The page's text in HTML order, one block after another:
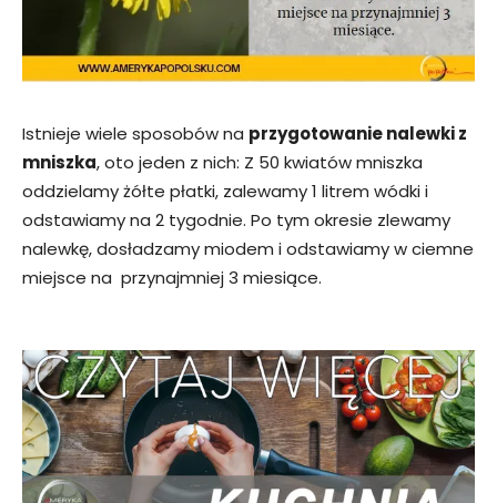
Istnieje wiele sposobów na przygotowanie nalewki z
mniszka, oto jeden z nich: Z 50 kwiatów mniszka
oddzielamy żółte płatki, zalewamy 1 litrem wódki i
odstawiamy na 2 tygodnie. Po tym okresie zlewamy
nalewkę, dosładzamy miodem i odstawiamy w ciemne
miejsce na przynajmniej 3 miesiące.